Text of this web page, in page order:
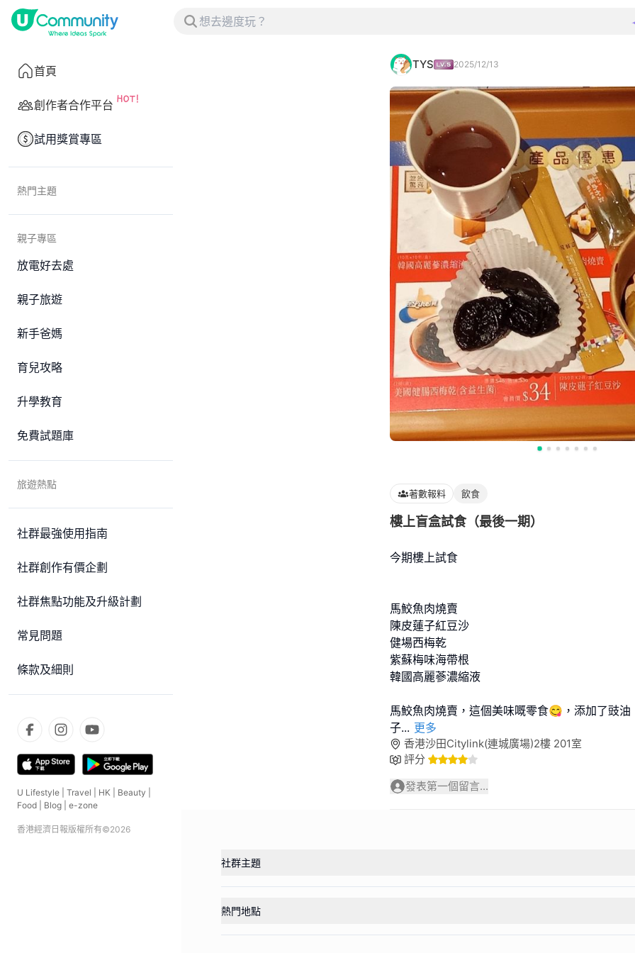
首頁
創作者合作平台
試用獎賞專區
熱門主題
親子專區
放電好去處
親子旅遊
新手爸媽
育兒攻略
升學教育
免費試題庫
旅遊熱點
社群最強使用指南
社群創作有價企劃
社群焦點功能及升級計劃
常見問題
條款及細則
U Lifestyle Travel HK Beauty
Food
Blog e-zone
香港經濟日報版權所有©2026
TYS 2025/12/13
著數報料 飲食
樓上盲盒試食（最後一期）
今期樓上試食
馬鮫魚肉燒賣
陳皮蓮子紅豆沙
健場西梅乾
紫蘇梅味海帶根
韓國高麗蔘濃縮液
馬鮫魚肉燒賣，這個美味嘅零食😋，添加了豉油
子... 更多
香港沙田Citylink(連城廣場)2樓 201室
評分
發表第一個留言...
社群主題
熱門地點